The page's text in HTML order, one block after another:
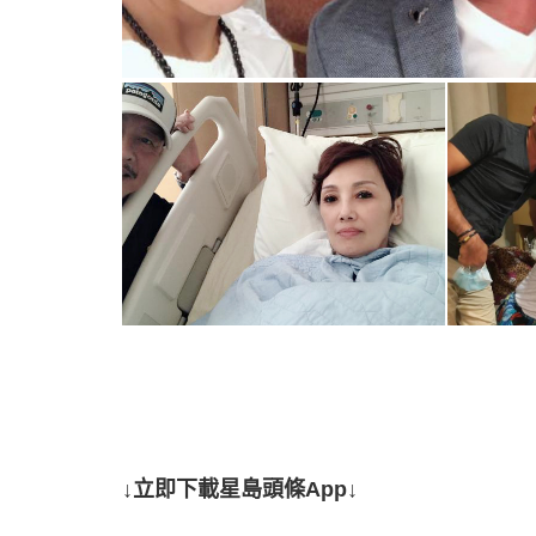
↓立即下載星島頭條App↓